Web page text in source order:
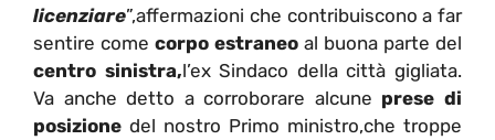
licenziare”,affermazioni che contribuiscono a far
sentire come corpo estraneo al buona parte del
centro sinistra,l’ex Sindaco della città gigliata.
Va anche detto a corroborare alcune prese di
posizione del nostro Primo ministro,che troppe